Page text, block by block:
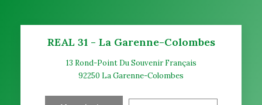
REAL 31 - La Garenne-Colombes
13 Rond-Point Du Souvenir Français
92250 La Garenne-Colombes